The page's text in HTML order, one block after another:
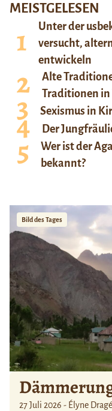
MEISTGELESEN
Unter der
versucht,
entwickeln
Alte
Traditionen
Sexismus in
Der
Wer ist der
bekannt?
Bild des Tages
27 Juli 2026 - Élyne